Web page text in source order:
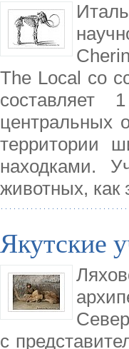
The Local со
составляет
центральных
территории
находками.
животных, как
Якутские
с